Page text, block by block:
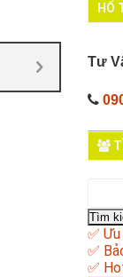
HỔ
Tư
cho:
✅
✅
✅